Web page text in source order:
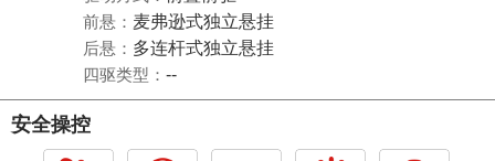
前悬： 麦弗逊式独立悬挂
后悬： 多连杆式独立悬挂
四驱类型： --
安全操控